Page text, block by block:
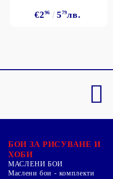
€296 579лв.
БОИ ЗА РИСУВАНЕ И
ХОБИ
МАСЛЕНИ БОИ
Маслени бои - комплекти